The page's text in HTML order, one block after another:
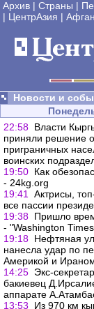
Архив | Страны |
| ЦентрАзия |
Новости и
22:58 Власти
приняли решение
приграничных
воинских
19:50 Как
- 24kg.org
19:41
Актрисы,
все пассии
19:38 Пришло
- "Washington
19:18 Нефтяная
нанесла удар по
Америкой и
14:25 Экс-
бакиевец
аппарате
13:53
Из 970 км